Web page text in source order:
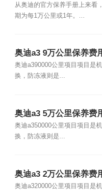
1万公里保养项目
从奥迪的官方保养手册上来看
期为每1万公里或1年。...
奥迪a3 9万公里保养费
万公里保养项目
奥迪a390000公里项目项目是
换，防冻液则是...
奥迪a3 5万公里保养费
万公里保养项目
奥迪a350000公里项目项目是
换，防冻液则是...
奥迪a3 2万公里保养费
万公里保养项目
奥迪a320000公里项目项目是